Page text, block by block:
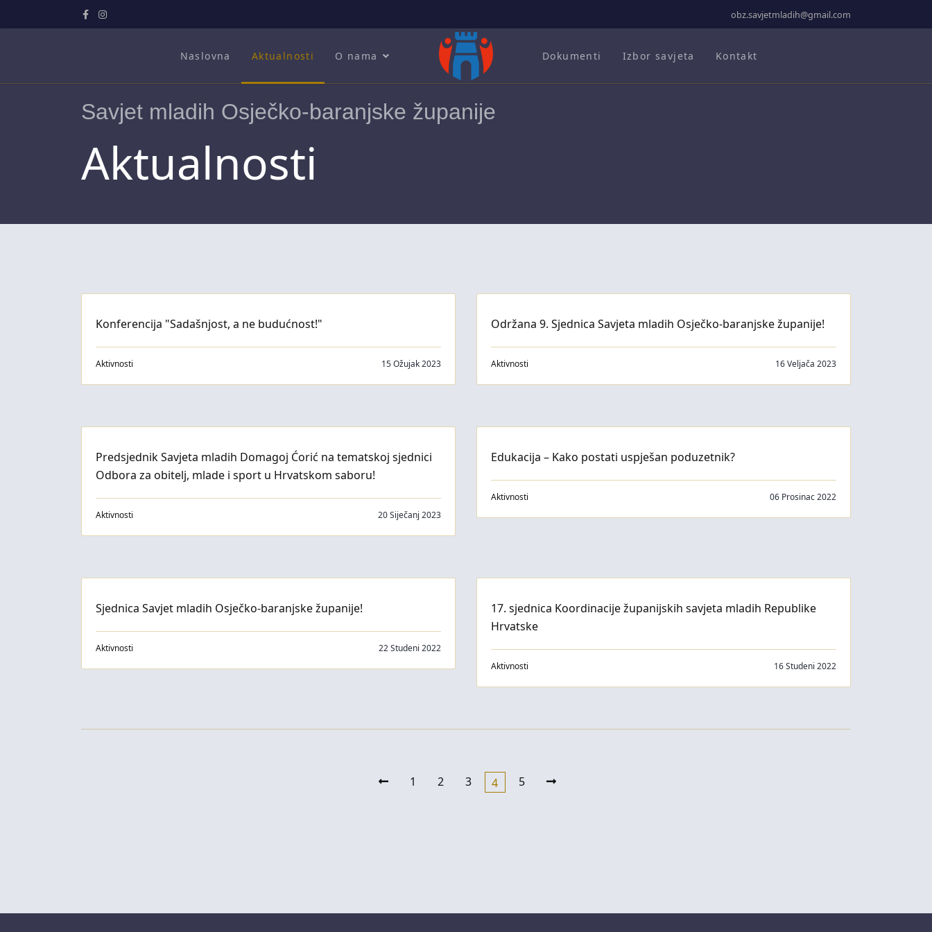
obz.savjetmladih@gmail.com
Naslovna Aktualnosti O nama Dokumenti Izbor savjeta Kontakt
Savjet mladih Osječko-baranjske županije
Aktualnosti
Konferencija "Sadašnjost, a ne budućnost!"
Aktivnosti 15 Ožujak 2023
Održana 9. Sjednica Savjeta mladih Osječko-baranjske županije!
Aktivnosti 16 Veljača 2023
Predsjednik Savjeta mladih Domagoj Ćorić na tematskoj sjednici
Odbora za obitelj, mlade i sport u Hrvatskom saboru!
Aktivnosti 20 Siječanj 2023
Edukacija – Kako postati uspješan poduzetnik?
Aktivnosti 06 Prosinac 2022
Sjednica Savjet mladih Osječko-baranjske županije!
Aktivnosti 22 Studeni 2022
17. sjednica Koordinacije županijskih savjeta mladih Republike
Hrvatske
Aktivnosti 16 Studeni 2022
1 2 3 4 5